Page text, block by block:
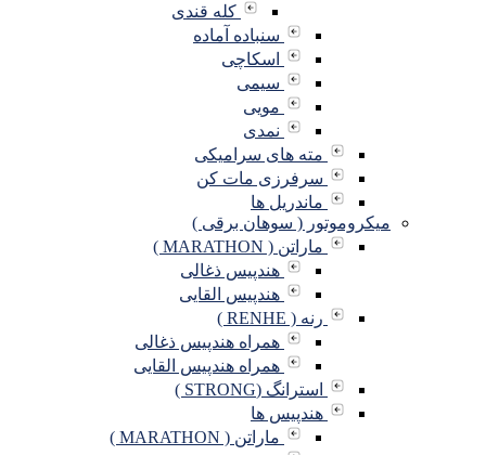
کله قندی
سنباده آماده
اسکاچی
سیمی
مویی
نمدی
مته های سرامیکی
سرفرزی مات کن
ماندریل ها
میکروموتور ( سوهان برقی )
ماراتن ( MARATHON )
هندپیس ذغالی
هندپیس القایی
رنه ( RENHE )
همراه هندپیس ذغالی
همراه هندپیس القایی
استرانگ (STRONG )
هندپیس ها
ماراتن ( MARATHON )